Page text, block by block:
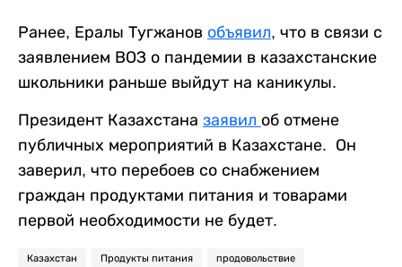
Ранее, Ералы Тугжанов объявил, что в связи с
заявлением ВОЗ о пандемии в казахстанские
школьники раньше выйдут на каникулы.
Президент Казахстана заявил об отмене
публичных мероприятий в Казахстане. Он
заверил, что перебоев со снабжением
граждан продуктами питания и товарами
первой необходимости не будет.
Казахстан Продукты питания продовольствие